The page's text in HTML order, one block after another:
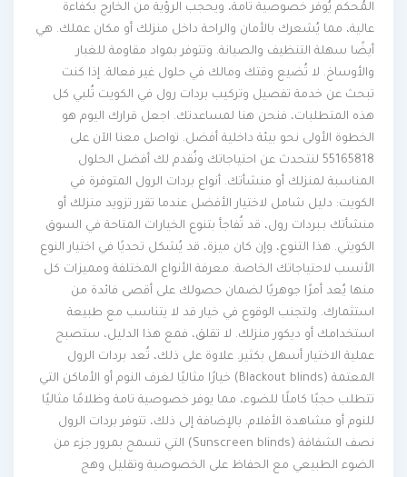
المُحكم يُوفر خصوصية تامة، ويحجب الرؤية من الخارج بكفاءة
عالية، مما يُشعرك بالأمان والراحة داخل منزلك أو مكان عملك. هي
أيضًا سهلة التنظيف والصيانة. وتتوفر بمواد مقاومة للغبار
والأوساخ. لا تُضيع وقتك ومالك في حلول غير فعالة. إذا كنت
تبحث عن خدمة تفصيل وتركيب بردات رول في الكويت تُلبي كل
هذه المتطلبات، فنحن هنا لمساعدتك. اجعل قرارك اليوم هو
الخطوة الأولى نحو بيئة داخلية أفضل. تواصل معنا الآن على
55165818 لنتحدث عن احتياجاتك ونُقدم لك أفضل الحلول
المناسبة لمنزلك أو منشأتك. أنواع بردات الرول المتوفرة في
الكويت: دليل شامل لاختيار الأفضل عندما تقرر تزويد منزلك أو
منشأتك بـبردات رول، قد تُفاجأ بتنوع الخيارات المتاحة في السوق
الكويتي. هذا التنوع، وإن كان ميزة، قد يُشكل تحديًا في اختيار النوع
الأنسب لاحتياجاتك الخاصة. معرفة الأنواع المختلفة ومميزات كل
منها يُعد أمرًا جوهريًا لضمان حصولك على أقصى فائدة من
استثمارك. ولتجنب الوقوع في خيار قد لا يتناسب مع طبيعة
استخدامك أو ديكور منزلك. لا تقلق، فمع هذا الدليل، ستصبح
عملية الاختيار أسهل بكثير. علاوة على ذلك، تُعد بردات الرول
المعتمة (Blackout blinds) خيارًا مثاليًا لغرف النوم أو الأماكن التي
تتطلب حجبًا كاملًا للضوء، مما يوفر خصوصية تامة وظلامًا مثاليًا
للنوم أو مشاهدة الأفلام. بالإضافة إلى ذلك، تتوفر بردات الرول
نصف الشفافة (Sunscreen blinds) التي تسمح بمرور جزء من
الضوء الطبيعي مع الحفاظ على الخصوصية وتقليل وهج